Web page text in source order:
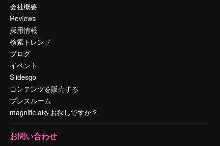
会社概要
Reviews
採用情報
検索トレンド
ブログ
イベント
Slidesgo
コンテンツを販売する
プレスルーム
magnific.aiをお探しですか？
お問い合わせ